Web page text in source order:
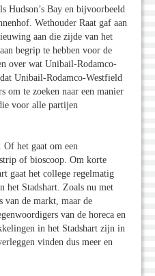
Hudson’s Bay en bijvoorbeeld
Wethouder Raat gaf aan
aan die zijde van het
begrip te hebben voor de
over wat Unibail-Rodamco-
Unibail-Rodamco-Westfield
om te zoeken naar een manier
voor alle partijen
Of het gaat om een
of bioscoop. Om korte
gaat het college regelmatig
het Stadshart. Zoals nu met
van de markt, maar de
van de horeca en
in het Stadshart zijn in
vinden dus meer en